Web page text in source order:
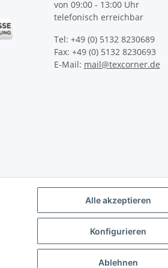
von 09:00 - 13:00 Uhr
telefonisch erreichbar
Tel: +49 (0) 5132 8230689
Fax: +49 (0) 5132 8230693
E-Mail: mail@texcorner.de
Alle akzeptieren
Konfigurieren
Ablehnen